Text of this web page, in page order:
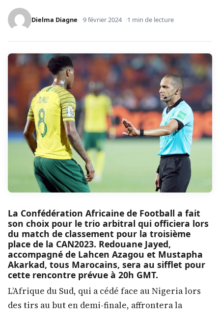
Dielma Diagne 9 février 2024 1 min de lecture
La Confédération Africaine de Football a fait
son choix pour le trio arbitral qui officiera lors
du match de classement pour la troisième
place de la CAN2023. Redouane Jayed,
accompagné de Lahcen Azagou et Mustapha
Akarkad, tous Marocains, sera au sifflet pour
cette rencontre prévue à 20h GMT.
L’Afrique du Sud, qui a cédé face au Nigeria lors
des tirs au but en demi-finale, affrontera la